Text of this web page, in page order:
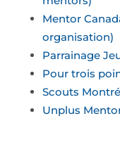
Mentor
organisation)
Parrainage
Pour trois
Scouts
Unplus